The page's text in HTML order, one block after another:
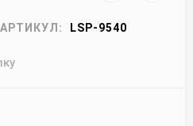
АРТИКУЛ: LSP-9540